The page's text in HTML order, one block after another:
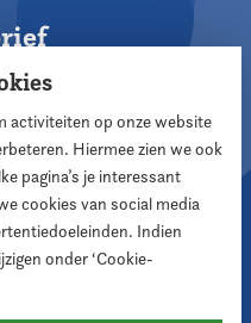
activiteiten op onze website
Hiermee zien we ook
pagina’s je interessant
cookies van social media
Indien
onder ‘Cookie-